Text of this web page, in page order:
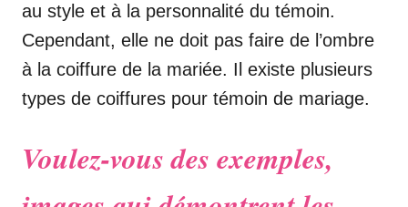
au style et à la personnalité du témoin.
Cependant, elle ne doit pas faire de l’ombre
à la coiffure de la mariée. Il existe plusieurs
types de coiffures pour témoin de mariage.
Voulez-vous des exemples,